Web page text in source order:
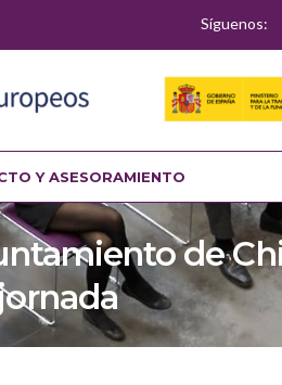
Síguenos:
Y ASESORAMIENTO
de